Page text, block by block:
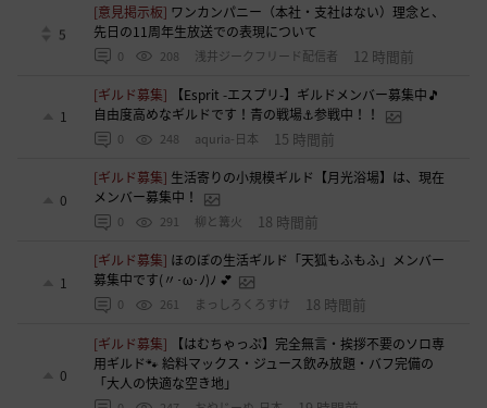
5
[意見掲示板] ワンカンパニー（本社・支社はない）理念と、
先日の11周年生放送での表現について
0 208 浅井ジークフリード配信者 12 時間前
1
[ギルド募集]
【Esprit -エスプリ-】ギルドメンバー募集中🎵
自由度高めなギルドです！青の戦場⚓参戦中！！
0 248 aquria-日本 15 時間前
0
[ギルド募集] 生活寄りの小規模ギルド【月光浴場】は、現在
メンバー募集中！
0 291 柳と篝火 18 時間前
1
[ギルド募集] ほのぼの生活ギルド「天狐もふもふ」メンバー
募集中です(〃･ω･ﾉ)ﾉ 💕
0 261 まっしろくろすけ 18 時間前
0
[ギルド募集]
【はむちゃっぷ】完全無言・挨拶不要のソロ専
用ギルド🐾 給料マックス・ジュース飲み放題・バフ完備の
「大人の快適な空き地」